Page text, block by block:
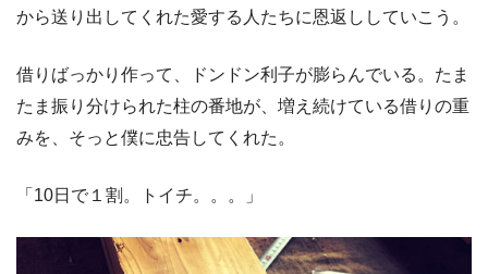
から送り出してくれた愛する人たちに恩返ししていこう。
借りばっかり作って、ドンドン利子が膨らんでいる。たま
たま振り分けられた柱の番地が、増え続けている借りの重
みを、そっと僕に忠告してくれた。
「10日で１割。トイチ。。。」